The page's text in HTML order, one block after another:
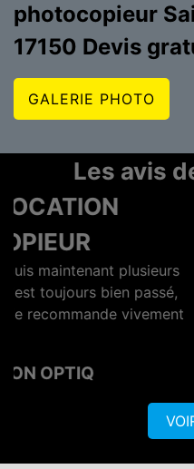
photocopieur
17150 Devis
GALERIE PHOTO
Les avis
"ENTREPRISE